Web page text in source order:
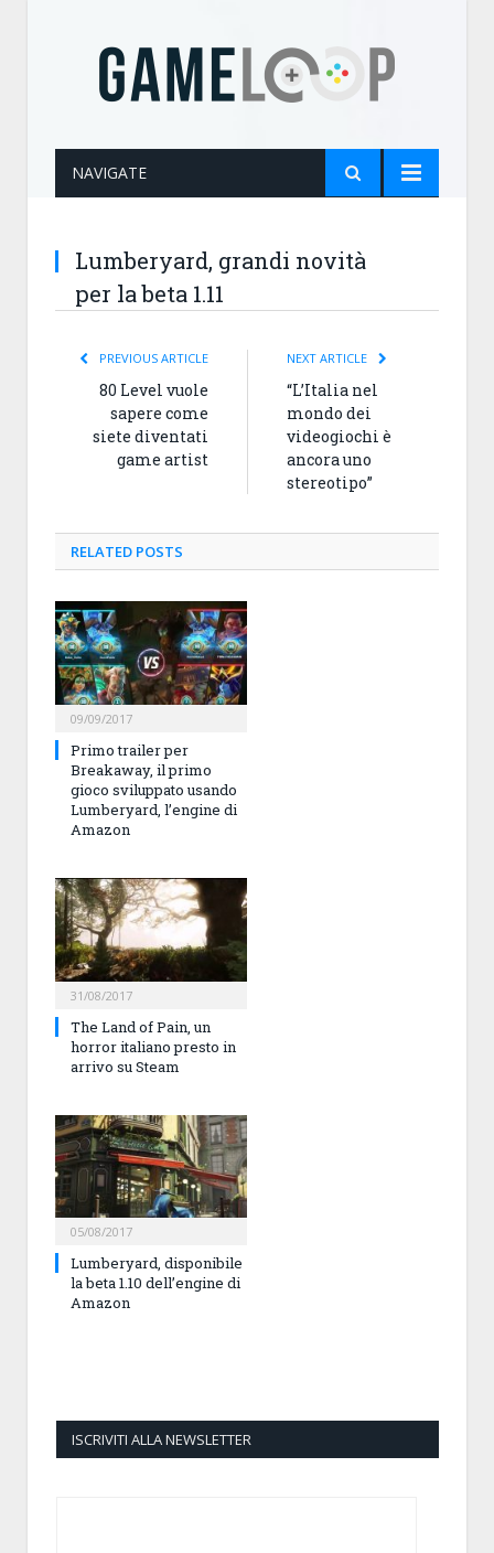
NAVIGATE
Lumberyard, grandi novità
per la beta 1.11
PREVIOUS ARTICLE
80 Level vuole
sapere come
siete diventati
game artist
NEXT ARTICLE
“L’Italia nel
mondo dei
videogiochi è
ancora uno
stereotipo”
RELATED POSTS
09/09/2017
Primo trailer per
Breakaway, il primo
gioco sviluppato usando
Lumberyard, l’engine di
Amazon
31/08/2017
The Land of Pain, un
horror italiano presto in
arrivo su Steam
05/08/2017
Lumberyard, disponibile
la beta 1.10 dell’engine di
Amazon
ISCRIVITI ALLA NEWSLETTER